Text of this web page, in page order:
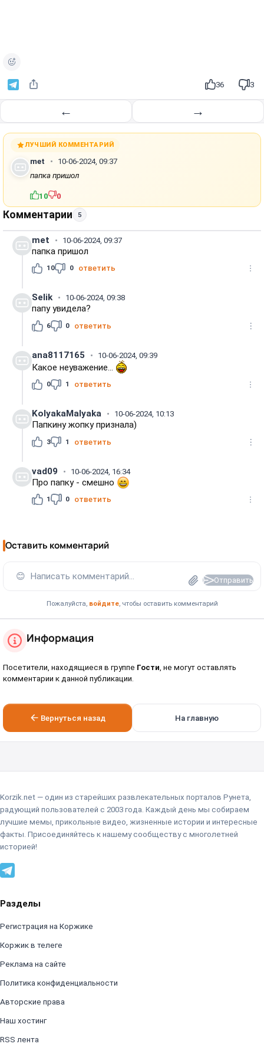
36 3
← →
ЛУЧШИЙ КОММЕНТАРИЙ
met
10-06-2024, 09:37
папка пришол
10 0
Комментарии 5
met 10-06-2024, 09:37
папка пришол
10 0 ответить
Selik 10-06-2024, 09:38
папу увидела?
6 0 ответить
ana8117165 10-06-2024, 09:39
Какое неуважение...
0 1 ответить
KolyakaMalyaka 10-06-2024, 10:13
Папкину жопку признала)
3 1 ответить
vad09 10-06-2024, 16:34
Про папку - смешно
1 0 ответить
Оставить комментарий
😊 Написать комментарий... Отправить
Пожалуйста, войдите, чтобы оставить комментарий
Информация
Посетители, находящиеся в группе Гости, не могут оставлять
комментарии к данной публикации.
Вернуться назад На главную
Korzik.net — один из старейших развлекательных порталов Рунета,
радующий пользователей с 2003 года. Каждый день мы собираем
лучшие мемы, прикольные видео, жизненные истории и интересные
факты. Присоединяйтесь к нашему сообществу с многолетней
историей!
Разделы
Регистрация на Коржике
Коржик в телеге
Реклама на сайте
Политика конфиденциальности
Авторские права
Наш хостинг
RSS лента